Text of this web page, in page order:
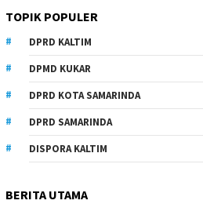
TOPIK POPULER
DPRD KALTIM
DPMD KUKAR
DPRD KOTA SAMARINDA
DPRD SAMARINDA
DISPORA KALTIM
BERITA UTAMA